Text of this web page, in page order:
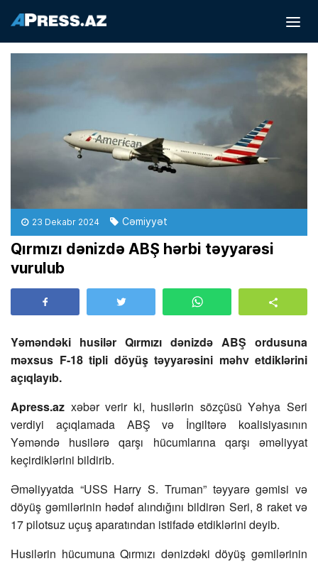
23 Dekabr 2024 Cəmiyyət
Qırmızı dənizdə ABŞ hərbi təyyarəsi
vurulub
Yəməndəki husilər Qırmızı dənizdə ABŞ ordusuna
məxsus F-18 tipli döyüş təyyarəsini məhv etdiklərini
açıqlayıb.
Apress.az xəbər verir ki, husilərin sözçüsü Yəhya Seri
verdiyi açıqlamada ABŞ və İngiltərə koalisiyasının
Yəməndə husilərə qarşı hücumlarına qarşı əməliyyat
keçirdiklərini bildirib.
Əməliyyatda “USS Harry S. Truman” təyyarə gəmisi və
döyüş gəmilərinin hədəf alındığını bildirən Seri, 8 raket və
17 pilotsuz uçuş aparatından istifadə etdiklərini deyib.
Husilərin hücumuna Qırmızı dənizdəki döyüş gəmilərinin